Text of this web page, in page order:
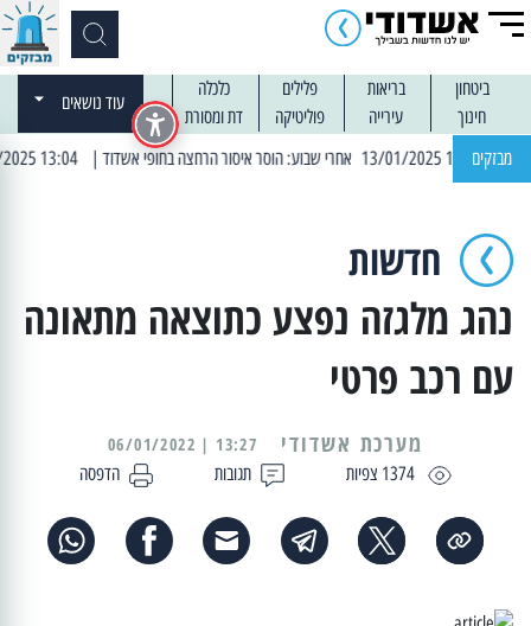
ביטחון בריאות פלילים
כלכלה
חינוך
עירייה פוליטיקה דת ומסורת
עוד נושאים
מבזקים | 13:04 14/01/2025 עובדים בלילות: עבודות קרצוף וריבוד אספלט
חדשות
נהג מלגזה נפצע כתוצאה מתאונה
עם רכב פרטי
1374 צפיות תגובות הדפסה
מערכת אשדודי 13:27 | 06/01/2022